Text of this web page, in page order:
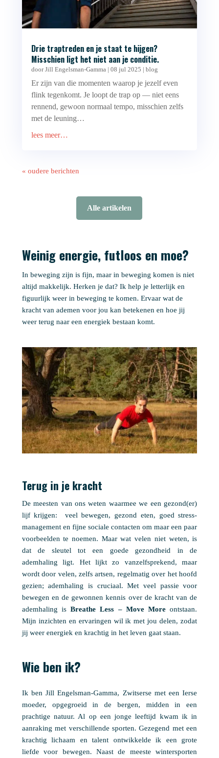
Drie traptreden en je staat te hijgen?
Misschien ligt het niet aan je conditie.
doorJill Engelsman-Gamma | 08 jul 2025 | blog
Er zijn van die momenten waarop je jezelf even
flink tegenkomt. Je loopt de trap op — niet eens
rennend, gewoon normaal tempo, misschien zelfs
met de leuning…
lees meer…
« oudere berichten
Alle artikelen
Weinig energie, futloos en moe?
In beweging zijn is fijn, maar in beweging komen is niet
altijd makkelijk. Herken je dat? Ik help je letterlijk en
figuurlijk weer in beweging te komen. Ervaar wat de
kracht van ademen voor jou kan betekenen en hoe jij
weer terug naar een energiek bestaan komt.
Terug in je kracht
De meesten van ons weten waarmee we een gezond(er)
lijf krijgen: veel bewegen, gezond eten, goed stress-
management en fijne sociale contacten om maar een paar
voorbeelden te noemen. Maar wat velen niet weten, is
dat de sleutel tot een goede gezondheid in de
ademhaling ligt. Het lijkt zo vanzelfsprekend, maar
wordt door velen, zelfs artsen, regelmatig over het hoofd
gezien; ademhaling is cruciaal. Met veel passie voor
bewegen en de gewonnen kennis over de kracht van de
ademhaling isBreathe Less – Move More ontstaan.
Mijn inzichten en ervaringen wil ik met jou delen, zodat
jij weer energiek en krachtig in het leven gaat staan.
Wie ben ik?
Ik ben Jill Engelsman-Gamma, Zwitserse met een Ierse
moeder, opgegroeid in de bergen, midden in een
prachtige natuur. Al op een jonge leeftijd kwam ik in
aanraking met verschillende sporten. Gezegend met een
krachtig lichaam en talent ontwikkelde ik een grote
liefde voor bewegen. Naast de meeste wintersporten